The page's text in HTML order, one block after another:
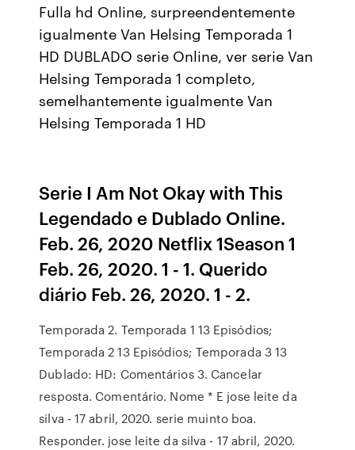
Fulla hd Online, surpreendentemente
igualmente Van Helsing Temporada 1
HD DUBLADO serie Online, ver serie Van
Helsing Temporada 1 completo,
semelhantemente igualmente Van
Helsing Temporada 1 HD
Serie I Am Not Okay with This
Legendado e Dublado Online.
Feb. 26, 2020 Netflix 1Season 1
Feb. 26, 2020. 1 - 1. Querido
diário Feb. 26, 2020. 1 - 2.
Temporada 2. Temporada 1 13 Episódios;
Temporada 2 13 Episódios; Temporada 3 13
Dublado: HD: Comentários 3. Cancelar
resposta. Comentário. Nome * E jose leite da
silva - 17 abril, 2020. serie muinto boa.
Responder. jose leite da silva - 17 abril, 2020.